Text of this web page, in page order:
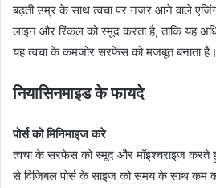
बढ़ती उम्र के साथ त्वचा पर नजर आने वाले
लाइन और रिंकल को स्मूद करता है, ताकि यह
यह त्वचा के कमजोर सरफेस को मजबूत बनाता है।
नियासिनमाइड के फायदे
पोर्स को मिनिमाइज करे
त्वचा के सरफेस को स्मूद और मॉइश्चराइज करते
से विजिबल पोर्स के साइज को समय के साथ कम